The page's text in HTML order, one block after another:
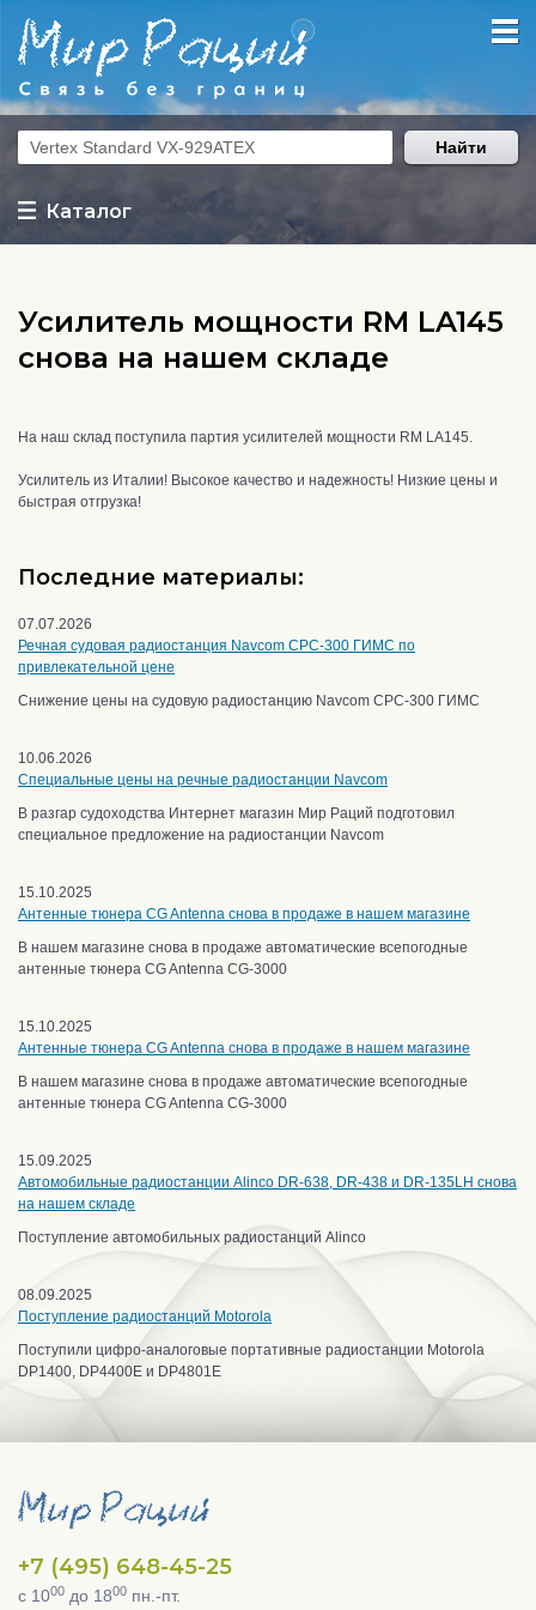
Каталог
Найти
Усилитель мощности RM LA145
снова на нашем складе
На наш склад поступила партия усилителей мощности RM LA145.
Усилитель из Италии! Высокое качество и надежность! Низкие цены и
быстрая отгрузка!
Последние материалы:
07.07.2026
Речная судовая радиостанция Navcom CPC-300 ГИМС по
привлекательной цене
Снижение цены на судовую радиостанцию Navcom CPC-300 ГИМС
10.06.2026
Специальные цены на речные радиостанции Navcom
В разгар судоходства Интернет магазин Мир Раций подготовил
специальное предложение на радиостанции Navcom
15.10.2025
Антенные тюнера CG Antenna снова в продаже в нашем магазине
В нашем магазине снова в продаже автоматические всепогодные
антенные тюнера CG Antenna CG-3000
15.10.2025
Антенные тюнера CG Antenna снова в продаже в нашем магазине
В нашем магазине снова в продаже автоматические всепогодные
антенные тюнера CG Antenna CG-3000
15.09.2025
Автомобильные радиостанции Alinco DR-638, DR-438 и DR-135LH снова
на нашем складе
Поступление автомобильных радиостанций Alinco
08.09.2025
Поступление радиостанций Motorola
Поступили цифро-аналоговые портативные радиостанции Motorola
DP1400, DP4400E и DP4801E
+7 (495) 648-45-25
с 1000 до 1800 пн.-пт.